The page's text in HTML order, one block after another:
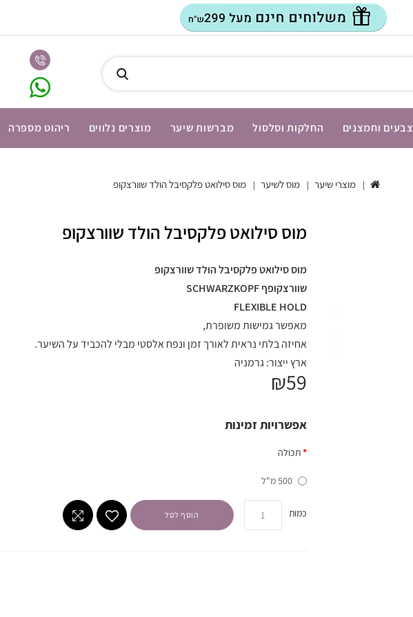
צבעים וחמצנים החלקות וסלסול מברשות שיער מוצרים נלווים ריהוט מספרה
מוצרי שיער מוס לשיער מוס סילואט פלקסיבל הולד שוורצקופ
מוס סילואט פלקסיבל הולד שוורצקופ
מוס סילואט פלקסיבל הולד שוורצקופ
שוורצקופף SCHWARZKOPF
FLEXIBLE HOLD
מאפשר גמישות משופרת,
אחיזה בלתי נראית לאורך זמן ונפח אלסטי מבלי להכביד על השיער.
ארץ ייצור: גרמניה
₪59
אפשרויות זמינות
תכולה
500 מ"ל
כמות הוסף לסל